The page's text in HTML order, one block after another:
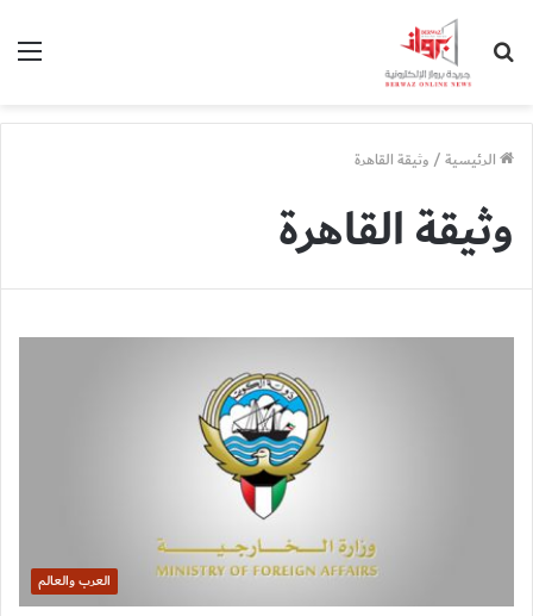
الرئيسية/وثيقة القاهرة
وثيقة القاهرة
العرب والعالم